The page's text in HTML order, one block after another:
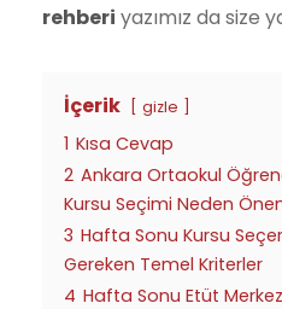
rehberi yazımız da size
İçerik gizle
1 Kısa Cevap
2 Ankara Ortaokul
Kursu Seçimi Neden
3 Hafta Sonu Kursu
Gereken Temel Kriterler
4 Hafta Sonu Etüt